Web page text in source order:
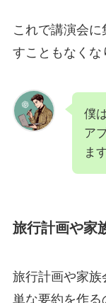
これで講演会
すこともなくな
僕
ア
ま
旅行計画や家
旅行計画や家族
単な要約を作る